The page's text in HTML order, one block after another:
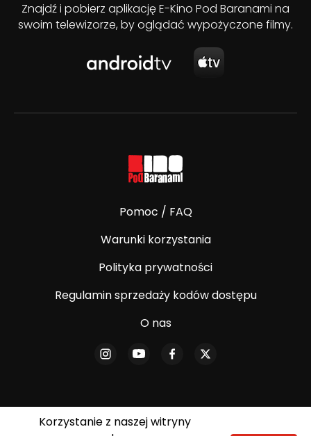
Korzystanie z naszej witryny
Znajdź i pobierz aplikację E-Kino Pod Baranami na
swoim telewizorze, by oglądać wypożyczone filmy.
Pomoc / FAQ
Warunki korzystania
Polityka prywatności
Regulamin sprzedaży kodów dostępu
O nas
© E-Kino Pod Baranami. Wszelkie prawa